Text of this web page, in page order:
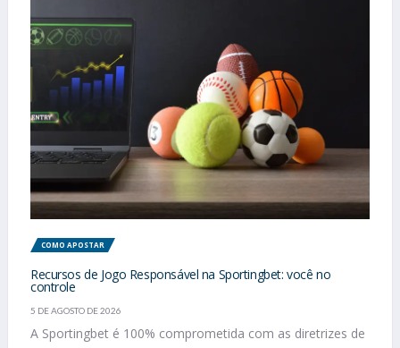
COMO APOSTAR
Recursos de Jogo Responsável na Sportingbet: você no
controle
5 DE AGOSTO DE 2026
A Sportingbet é 100% comprometida com as diretrizes de